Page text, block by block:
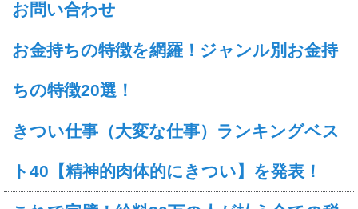
お問い合わせ
お金持ちの特徴を網羅！ジャンル別お金持
ちの特徴20選！
きつい仕事（大変な仕事）ランキングベス
ト40【精神的肉体的にきつい】を発表！